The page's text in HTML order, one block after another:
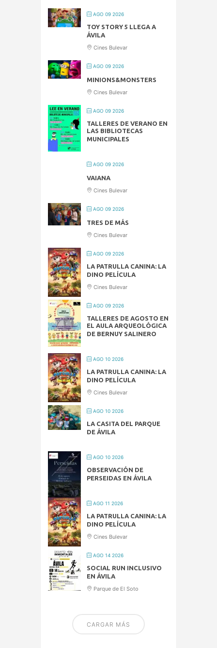
AGO 09 2026
TOY STORY 5 LLEGA A
ÁVILA
Cines Bulevar
AGO 09 2026
MINIONS&MONSTERS
Cines Bulevar
AGO 09 2026
TALLERES DE VERANO EN
LAS BIBLIOTECAS
MUNICIPALES
AGO 09 2026
VAIANA
Cines Bulevar
AGO 09 2026
TRES DE MÁS
Cines Bulevar
AGO 09 2026
LA PATRULLA CANINA: LA
DINO PELÍCULA
Cines Bulevar
AGO 09 2026
TALLERES DE AGOSTO EN
EL AULA ARQUEOLÓGICA
DE BERNUY SALINERO
AGO 10 2026
LA PATRULLA CANINA: LA
DINO PELÍCULA
Cines Bulevar
AGO 10 2026
LA CASITA DEL PARQUE
DE ÁVILA
AGO 10 2026
OBSERVACIÓN DE
PERSEIDAS EN ÁVILA
AGO 11 2026
LA PATRULLA CANINA: LA
DINO PELÍCULA
Cines Bulevar
AGO 14 2026
SOCIAL RUN INCLUSIVO
EN ÁVILA
Parque de El Soto
CARGAR MÁS